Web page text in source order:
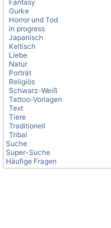
Fantasy
Gurke
Horror und Tod
in progress
Japanisch
Keltisch
Liebe
Natur
Porträt
Religiös
Schwarz-Weiß
Tattoo-Vorlagen
Text
Tiere
Traditionell
Tribal
Suche
Super-Suche
Häufige Fragen